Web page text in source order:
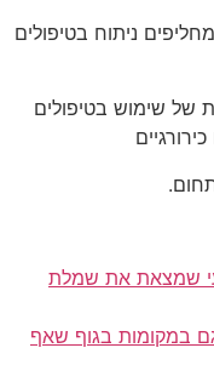
ניתוח בטיפולים
של שימוש בטיפולים
שמצאת את שמלת
במקומות בגוף שאף